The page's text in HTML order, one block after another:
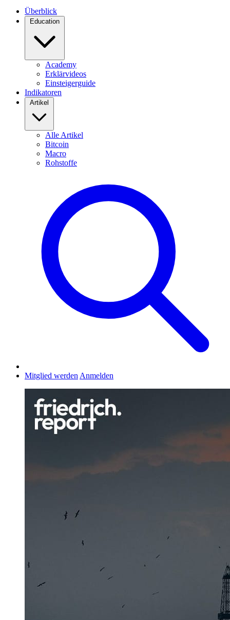
Überblick
Education
Academy
Erklärvideos
Einsteigerguide
Indikatoren
Artikel
Alle Artikel
Bitcoin
Macro
Rohstoffe
Mitglied werden Anmelden